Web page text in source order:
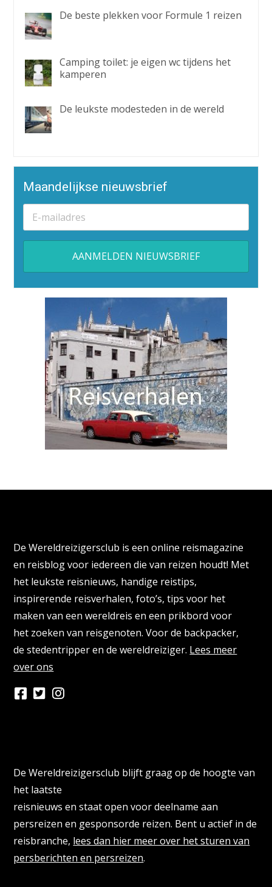
De beste plekken voor Formule 1 reizen
Camping toilet: je eigen wc tijdens het
kamperen
De leukste modesteden in de wereld
Maandelijkse nieuwsbrief
Alternative:
De Wereldreizigersclub is een online reismagazine
en reisblog voor iedereen die van reizen houdt! Met
het leukste reisnieuws, handige reistips,
inspirerende reisverhalen, foto’s, tips voor het
maken van een wereldreis en een prikbord voor
het zoeken van reisgenoten. Voor de backpacker,
de stedentripper en de wereldreiziger. Lees meer
over ons
De Wereldreizigersclub blijft graag op de hoogte van
het laatste
reisnieuws en staat open voor deelname aan
persreizen en gesponsorde reizen. Bent u actief in de
reisbranche, lees dan hier meer over het sturen van
persberichten en persreizen.